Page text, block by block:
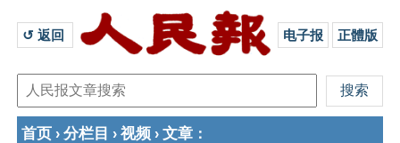
↺ 返回 电子报 正體版
首页 › 分栏目 › 视频 › 文章 ：